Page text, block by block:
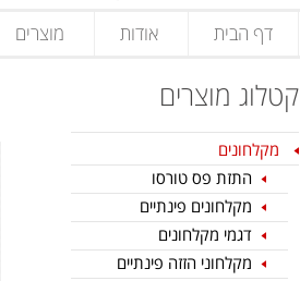
דף הבית אודות מוצרים
קטלוג מוצרים
מקלחונים
התזת פס טורסו
מקלחונים פינתיים
דגמי מקלחונים
מקלחוני הזזה פינתיים